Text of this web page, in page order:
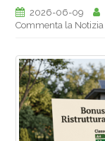
2026-06-09
Commenta la Notizia